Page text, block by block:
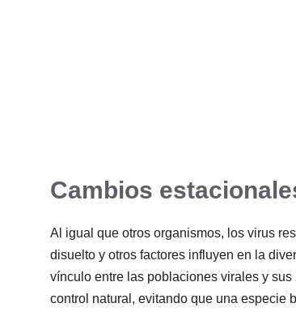
Cambios
Al igual que otros organismos, los virus
disuelto y otros factores influyen en la
vínculo entre las poblaciones virales y
control natural, evitando que una especie